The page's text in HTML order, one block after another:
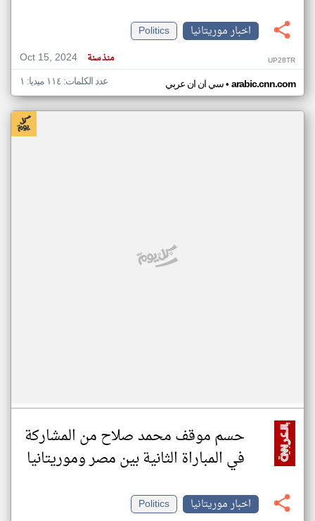
اخبار موريتانيا
Politics
Oct 15, 2024
منذ سنة UP28TR
سي ان ان عربي• arabic.cnn.com عدد الكلمات: ١١٤ ميديا: ١
حسم موقف محمد صلاح من المشاركة
في المباراة الثانية بين مصر وموريتانيا
اخبار موريتانيا
Politics